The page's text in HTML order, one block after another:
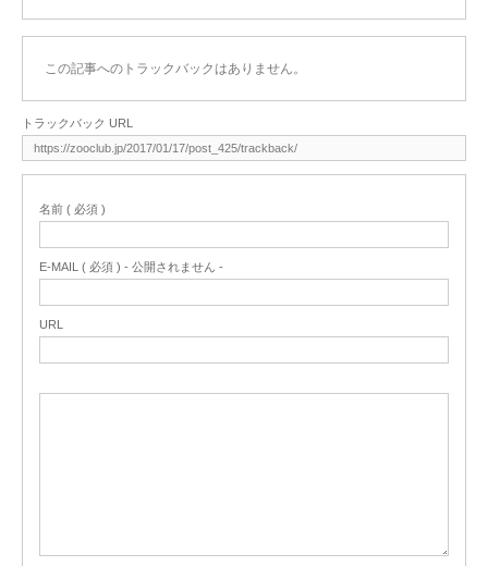
この記事へのトラックバックはありません。
トラックバック URL
名前 ( 必須 )
E-MAIL ( 必須 ) - 公開されません -
URL